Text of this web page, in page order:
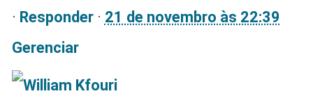
· Responder· 21 de novembro às 22:39
Gerenciar